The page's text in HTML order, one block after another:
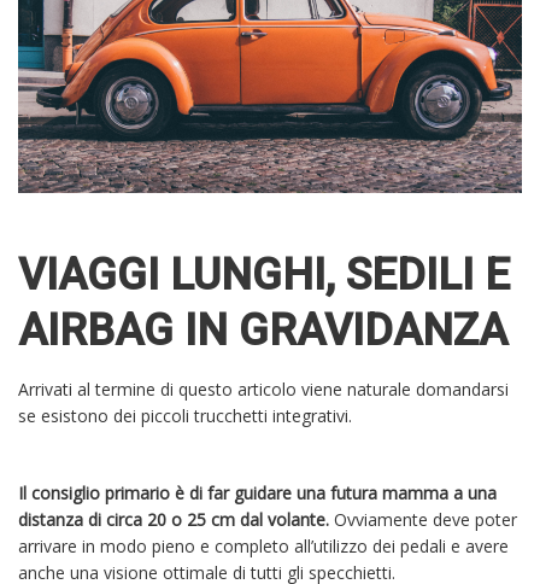
VIAGGI LUNGHI, SEDILI E
AIRBAG IN GRAVIDANZA
Arrivati al termine di questo articolo viene naturale domandarsi
se esistono dei piccoli trucchetti integrativi.
Il consiglio primario è di far guidare una futura mamma a una
distanza di circa 20 o 25 cm dal volante. Ovviamente deve poter
arrivare in modo pieno e completo all’utilizzo dei pedali e avere
anche una visione ottimale di tutti gli specchietti.